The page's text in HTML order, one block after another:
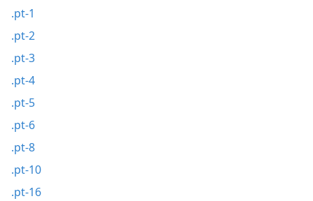
.pt-1
.pt-2
.pt-3
.pt-4
.pt-5
.pt-6
.pt-8
.pt-10
.pt-16